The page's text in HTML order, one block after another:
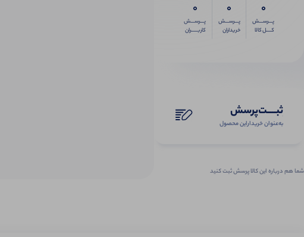
0
پـــرســـش
کــــل کالا
0
پـــرســـش
خریداران
0
پـــرســـش
کاربـــــران
ثبـــــت‌پرسش
به‌عنوان ‌خریدار‌این‌ محصول
شما هم درباره این کالا پرسش ثبت کنید